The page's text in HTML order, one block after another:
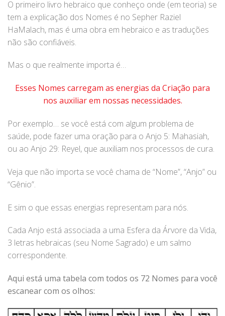
O primeiro livro hebraico que conheço onde (em teoria) se
tem a explicação dos Nomes é no Sepher Raziel
HaMalach, mas é uma obra em hebraico e as traduções
não são confiáveis.
Mas o que realmente importa é…
Esses Nomes carregam as energias da Criação para
nos auxiliar em nossas necessidades.
Por exemplo… se você está com algum problema de
saúde, pode fazer uma oração para o Anjo 5: Mahasiah,
ou ao Anjo 29: Reyel, que auxiliam nos processos de cura.
Veja que não importa se você chama de “Nome”, “Anjo” ou
“Gênio”.
E sim o que essas energias representam para nós.
Cada Anjo está associada a uma Esfera da Árvore da Vida,
3 letras hebraicas (seu Nome Sagrado) e um salmo
correspondente.
Aqui está uma tabela com todos os 72 Nomes para você
escanear com os olhos: